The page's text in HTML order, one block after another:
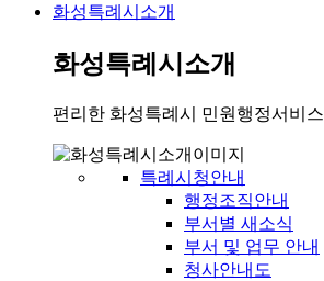
화성특례시소개
화성특례시소개
편리한 화성특례시 민원행정서비스
특례시청안내
행정조직안내
부서별 새소식
부서 및 업무 안내
청사안내도